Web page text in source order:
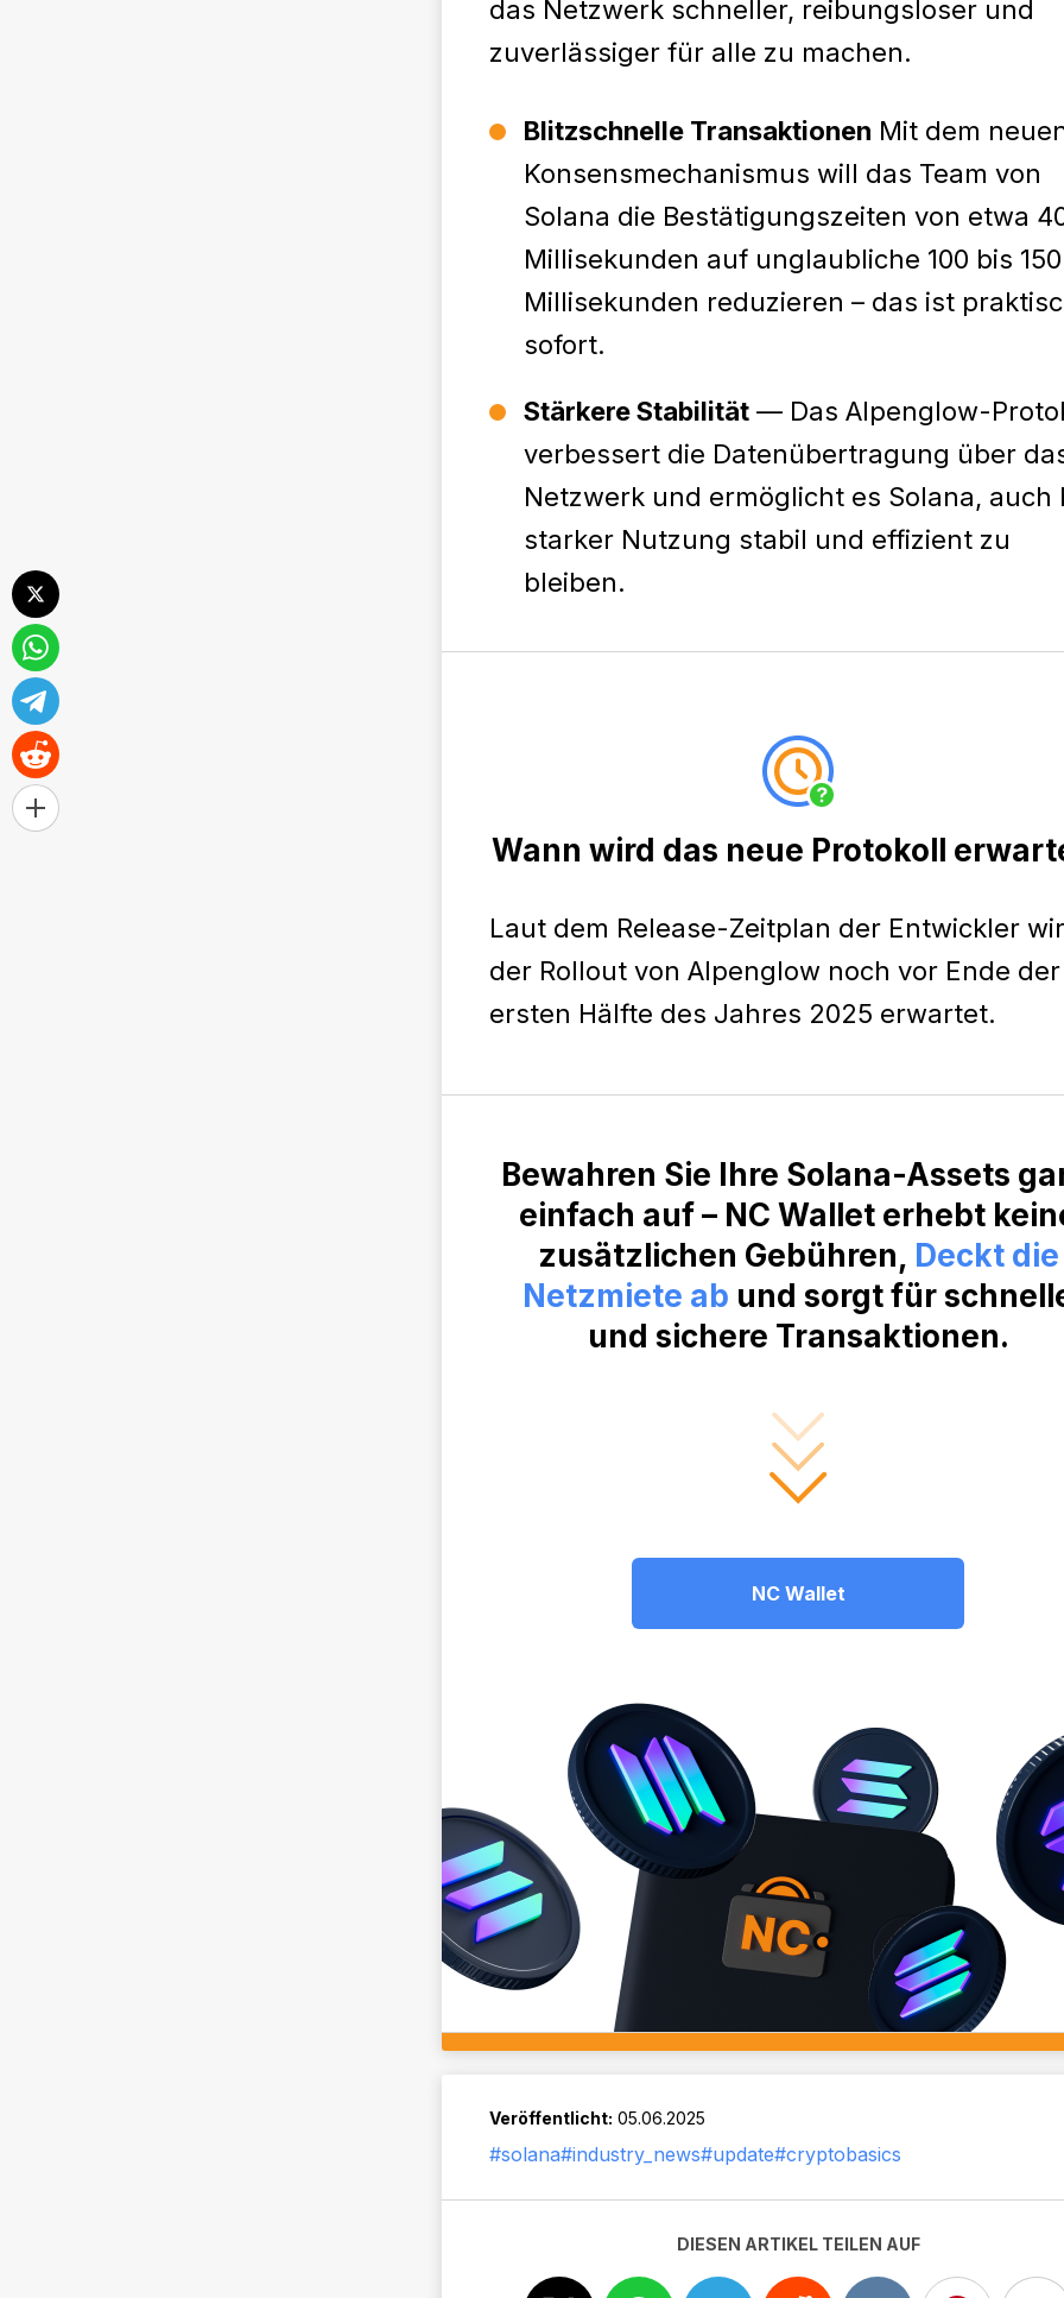
das Netzwerk schneller, reibungsloser und
zuverlässiger für alle zu machen.
Blitzschnelle Transaktionen Mit dem
Konsensmechanismus will das Team von
Solana die Bestätigungszeiten von etwa
Millisekunden auf unglaubliche 100 bis 150
Millisekunden reduzieren – das ist
sofort.
Stärkere Stabilität — Das Alpenglow-
verbessert die Datenübertragung über
Netzwerk und ermöglicht es Solana, auch
starker Nutzung stabil und effizient zu
bleiben.
Wann wird das neue Protokoll
Laut dem Release-Zeitplan der Entwickler
der Rollout von Alpenglow noch vor Ende der
ersten Hälfte des Jahres 2025 erwartet.
Bewahren Sie Ihre Solana-Assets
einfach auf – NC Wallet erhebt
zusätzlichen Gebühren, Deckt die
Netzmiete ab und sorgt für
und sichere Transaktionen.
NC Wallet
Veröffentlicht: 05.06.2025
#solana#industry_news#update#cryptobasics
DIESEN ARTIKEL TEILEN AUF